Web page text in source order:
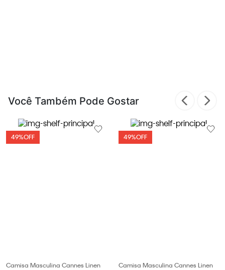
Você Também Pode Gostar
49%OFF
Camisa Masculina Cannes Linen
49%OFF
Camisa Masculina Cannes Linen